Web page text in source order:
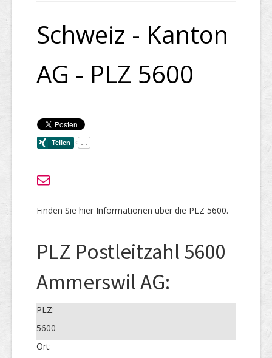
Schweiz - Kanton
AG - PLZ 5600
Finden Sie hier Informationen über die PLZ 5600.
PLZ Postleitzahl 5600
Ammerswil AG:
PLZ:
5600
Ort: